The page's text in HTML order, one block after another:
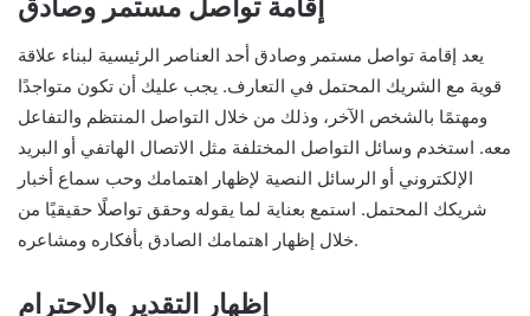
يعد إقامة تواصل مستمر وصادق أحد العناصر الرئيسية لبناء علاقة
قوية مع الشريك المحتمل في التعارف. يجب عليك أن تكون متواجدًا
ومهتمًا بالشخص الآخر، وذلك من خلال التواصل المنتظم والتفاعل
معه. استخدم وسائل التواصل المختلفة مثل الاتصال الهاتفي أو البريد
الإلكتروني أو الرسائل النصية لإظهار اهتمامك وحب سماع أخبار
شريكك المحتمل. استمع بعناية لما يقوله وحقق تواصلًا حقيقيًا من
خلال إظهار اهتمامك الصادق بأفكاره ومشاعره.
إظهار التقدير والاحترام